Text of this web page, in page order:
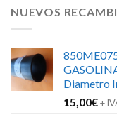
NUEVOS
Diametro
15,00€+